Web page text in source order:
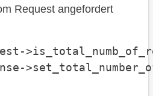
Request angefordert